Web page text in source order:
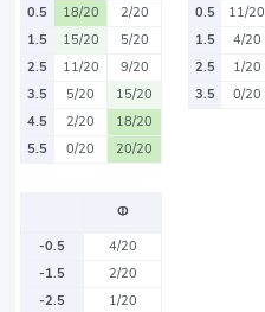
0.5
18/20
2/20
1.5
15/20
5/20
2.5
11/20
9/20
3.5
5/20
15/20
4.5
2/20
18/20
5.5
0/20 20/20
0.5
11/20
1.5
4/20
2.5
1/20
3.5
0/20
Ф
-0.5
4/20
-1.5
2/20
-2.5
1/20